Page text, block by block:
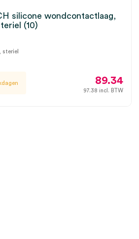
silicone wondcontactlaag,
(10)
steriel
89.34
97.38 incl. BTW